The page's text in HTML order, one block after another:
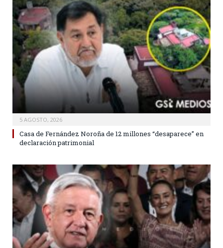
5 AGOSTO, 2026
Casa de Fernández Noroña de 12 millones “desaparece” en
declaración patrimonial